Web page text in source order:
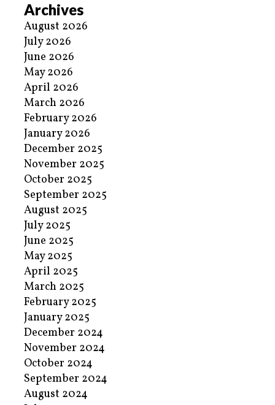
Archives
August 2026
July 2026
June 2026
May 2026
April 2026
March 2026
February 2026
January 2026
December 2025
November 2025
October 2025
September 2025
August 2025
July 2025
June 2025
May 2025
April 2025
March 2025
February 2025
January 2025
December 2024
November 2024
October 2024
September 2024
August 2024